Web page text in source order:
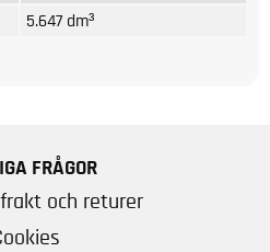
5.647 dm³
FRÅGOR
och returer